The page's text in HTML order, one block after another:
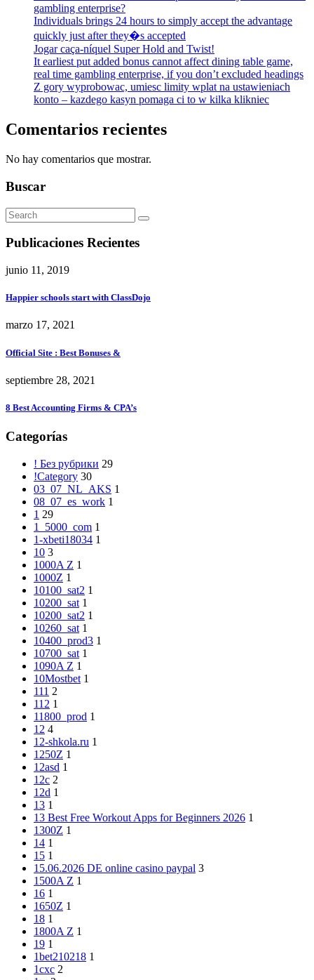
gambling enterprise?
Individuals brings 24 hours to simply accept the advantage
quickly just after they�s accepted
Jogar caça-níquel Super Hold and Twist!
It earliest put added bonus cannot affect dining table game,
real time gambling enterprise, if you don’t excluded headings
Z gory wyprobowac, umiesc limity wplat na ustawieniach
konto – kazdego kasyn pomaga ci to w kilka klikniec
Comentarios recientes
No hay comentarios que mostrar.
Buscar
Publicaciones Recientes
junio 11, 2019
Happier schools start with ClassDojo
marzo 17, 2021
Official Site ️: Best Bonuses &
septiembre 28, 2021
8 Best Accounting Firms & CPA’s
Categorías
! Без рубрики 29
!Category 30
03_07_NL_AKS 1
08_07_es_work 1
1 29
1_5000_com 1
1-xbeti18034 1
10 3
1000A Z 1
1000Z 1
10100_sat2 1
10200_sat 1
10200_sat2 1
10260_sat 1
10400_prod3 1
10700_sat 1
1090A Z 1
10Mostbet 1
111 2
112 1
11800_prod 1
12 4
12-shkola.ru 1
1250Z 1
12asd 1
12c 2
12d 1
13 1
13 Best Free Workout Apps for Beginners 2026 1
1300Z 1
14 1
15 1
15.06.2026 DE online casino paypal 3
1500A Z 1
16 1
1650Z 1
18 1
1800A Z 1
19 1
1bet210218 1
1cxc 2